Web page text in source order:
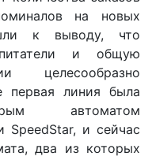
на новых
к выводу, что
и общую
целесообразно
первая линия была
автоматом
SpeedStar, и сейчас
два из которых